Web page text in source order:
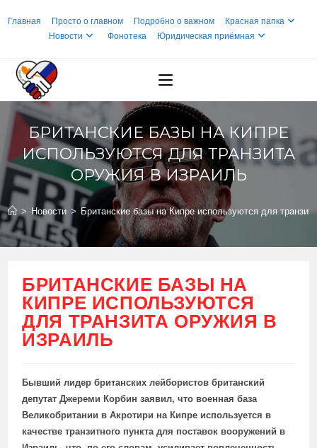
Главная Просто о главном Подробно о важном
Красная папка
Новости
Фонотека Юридическая приёмная
БРИТАНСКИЕ БАЗЫ НА КИПРЕ
ИСПОЛЬЗУЮТСЯ ДЛЯ ТРАНЗИТА
ОРУЖИЯ В ИЗРАИЛЬ
> Новости > Британские базы на Кипре используются для
БРИТАНСКИЕ БАЗЫ НА
КИПРЕ ИСПОЛЬЗУЮТСЯ
ДЛЯ ТРАНЗИТА ОРУЖИЯ В
ИЗРАИЛЬ
Бывший лидер британских лейбористов британский
депутат Джереми Корбин заявил, что военная база
Великобритании в Акротири на Кипре используется в
качестве транзитного пункта для поставок вооружений в